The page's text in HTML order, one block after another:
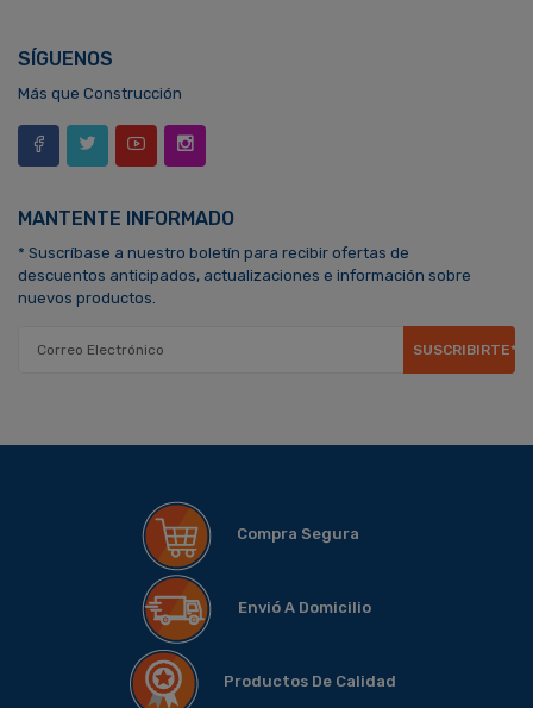
SÍGUENOS
Más que Construcción
MANTENTE INFORMADO
* Suscríbase a nuestro boletín para recibir ofertas de
descuentos anticipados, actualizaciones e información sobre
nuevos productos.
SUSCRIBIRTE*
Compra Segura
Envió A Domicilio
Productos De Calidad